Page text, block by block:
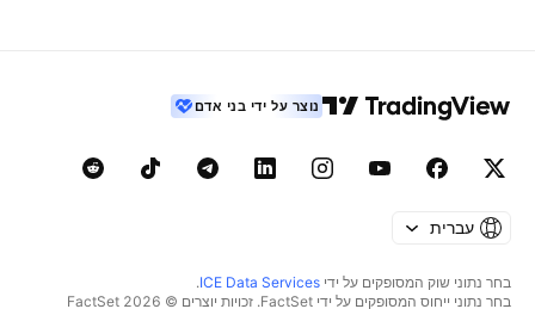
נוצר על ידי בני אדם
עברית
בחר נתוני שוק המסופקים על ידי ICE Data Services
.
בחר נתוני ייחוס המסופקים על ידי FactSet. זכויות יוצרים © 2026 ‏FactSet